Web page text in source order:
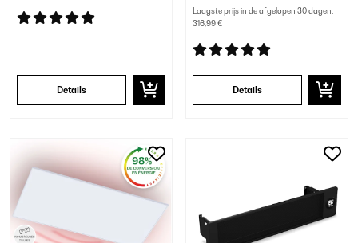
Details
Laagste prijs in de afgelopen 30 dagen:
316,99 €
Details